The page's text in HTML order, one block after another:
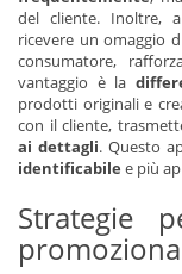
del cliente. Inoltre,
ricevere un omaggio
consumatore,
vantaggio è la
prodotti originali e
con il cliente,
ai dettagli. Questo
identificabile e più
Strategie